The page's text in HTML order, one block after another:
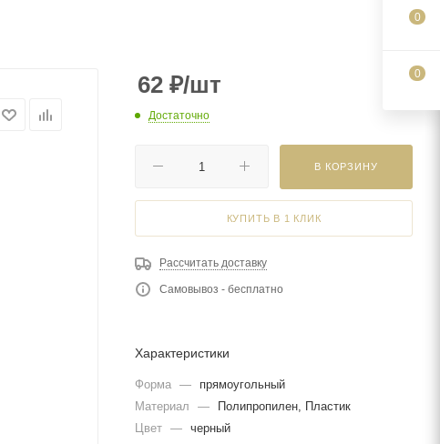
62 ₽/шт
Достаточно
В КОРЗИНУ
КУПИТЬ В 1 КЛИК
Рассчитать доставку
Самовывоз - бесплатно
Характеристики
Форма —
прямоугольный
Материал
—
Полипропилен, Пластик
Цвет — черный
0
0